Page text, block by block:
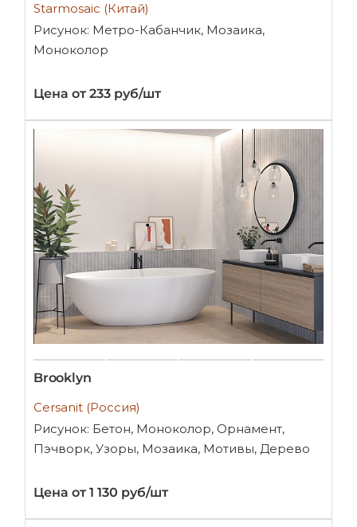
Starmosaic (Китай)
Рисунок: Метро-Кабанчик, Мозаика,
Моноколор
Цена от 233 руб/шт
Brooklyn
Cersanit (Россия)
Рисунок: Бетон, Моноколор, Орнамент,
Пэчворк, Узоры, Мозаика, Мотивы, Дерево
Цена от 1 130 руб/шт